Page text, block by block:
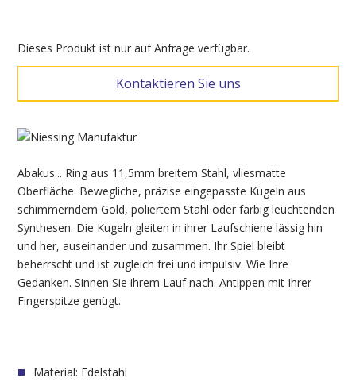
Dieses Produkt ist nur auf Anfrage verfügbar.
Kontaktieren Sie uns
Abakus... Ring aus 11,5mm breitem Stahl, vliesmatte
Oberfläche. Bewegliche, präzise eingepasste Kugeln aus
schimmerndem Gold, poliertem Stahl oder farbig leuchtenden
Synthesen. Die Kugeln gleiten in ihrer Laufschiene lässig hin
und her, auseinander und zusammen. Ihr Spiel bleibt
beherrscht und ist zugleich frei und impulsiv. Wie Ihre
Gedanken. Sinnen Sie ihrem Lauf nach. Antippen mit Ihrer
Fingerspitze genügt.
Material: Edelstahl